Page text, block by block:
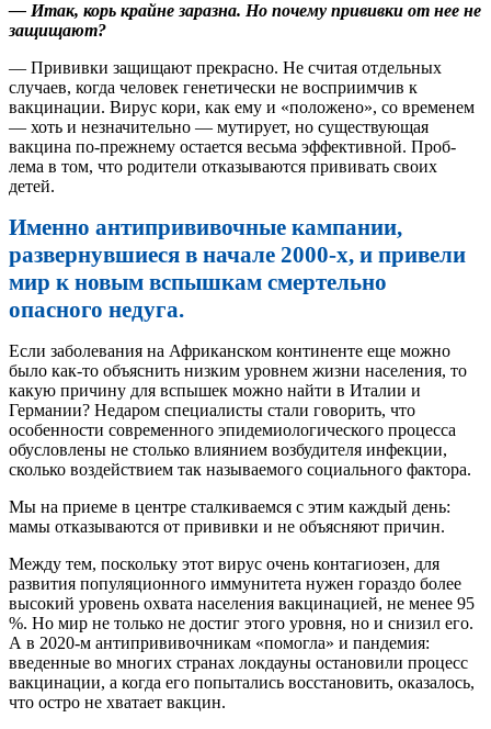
— Итак, корь крайне заразна. Но почему прививки от нее не
защищают?
— Прививки защищают прекрасно. Не считая отдельных
случаев, когда человек генетически не восприимчив к
вакцинации. Вирус кори, как ему и «положено», со временем
— хоть и незначительно — мутирует, но существующая
вакцина по‑прежнему остается весьма эффективной. Проб­
лема в том, что родители отказываются прививать своих
детей.
Именно антипрививочные кампании,
развернувшиеся в начале 2000‑х, и привели
мир к новым вспышкам смертельно
опасного недуга.
Если заболевания на Африканском континенте еще можно
было как‑то объяснить низким уровнем жизни населения, то
какую причину для вспышек можно найти в Италии и
Германии? Недаром специалисты стали говорить, что
особенности современного эпидемиологического процесса
обусловлены не столько влиянием возбудителя инфекции,
сколько воздействием так называемого социального фактора.
Мы на приеме в центре сталкиваемся с этим каждый день:
мамы отказываются от прививки и не объясняют причин.
Между тем, поскольку этот вирус очень контагиозен, для
развития популяционного иммунитета нужен гораздо более
высокий уровень охвата населения вакцинацией, не менее 95
%. Но мир не только не достиг этого уровня, но и снизил его.
А в 2020‑м антипрививочникам «помогла» и пандемия:
введенные во многих странах локдауны остановили процесс
вакцинации, а когда его попытались восстановить, оказалось,
что остро не хватает вакцин.